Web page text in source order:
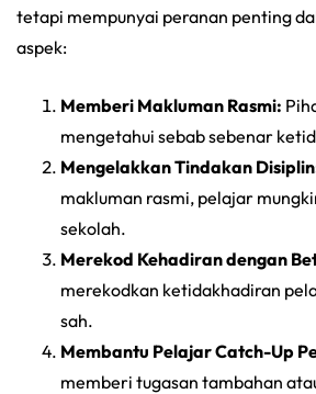
tetapi mempunyai peranan penting
aspek:
Memberi Makluman Rasmi:
mengetahui sebab sebenar
Mengelakkan Tindakan
makluman rasmi, pelajar
sekolah.
Merekod Kehadiran dengan
merekodkan ketidakhadiran
sah.
Membantu Pelajar Catch-Up
memberi tugasan tambahan